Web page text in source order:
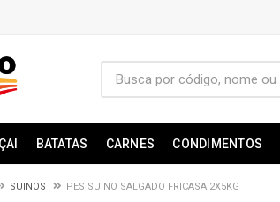
BATATAS CARNES CONDIMENTOS
SUINOS PES SUINO SALGADO FRICASA 2X5KG